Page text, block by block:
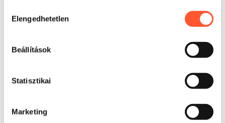
kiválasztása
Elengedhetetlen
Beállítások
Statisztikai
Marketing